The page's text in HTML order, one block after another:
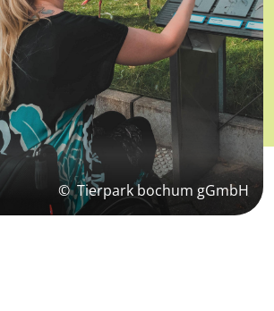
© Tierpark bochum gGmbH